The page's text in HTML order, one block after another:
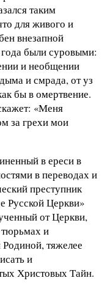
таким
для живого и
внезапной
были суровыми:
и необщении
и смрада, от уз
бы в омертвение.
«Меня
за грехи мои
в ереси в
в переводах и
преступник
Русской Церкви»
от Церкви,
тюрьмах и
тяжелее
и
Христовых Тайн.